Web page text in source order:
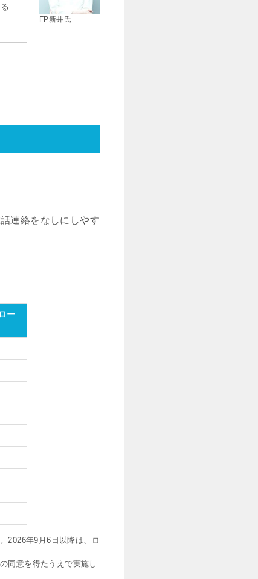
FP新井氏
連絡をなしにしやす
ー
2026年9月6日以降は、ロ
同意を得たうえで実施し